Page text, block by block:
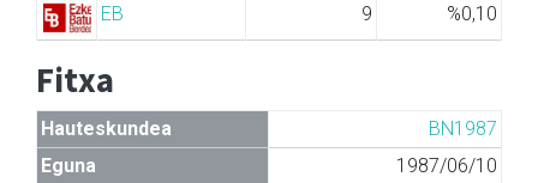
EB
9 %0,10
Fitxa
Hauteskundea
BN1987
Eguna
1987/06/10